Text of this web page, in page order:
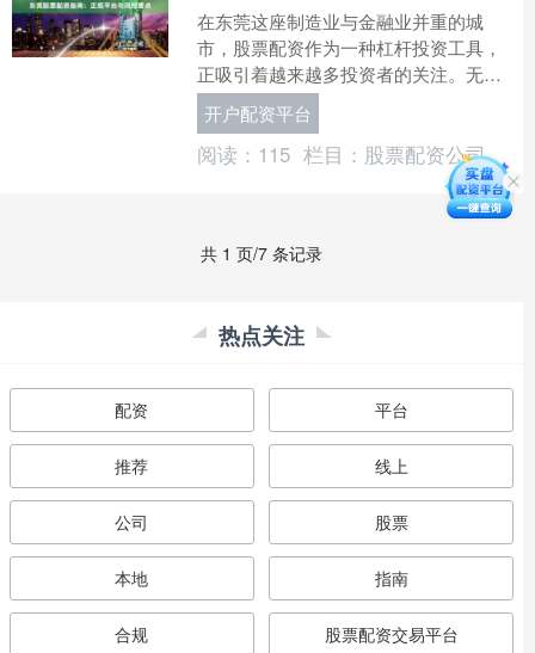
在东莞这座制造业与金融业并重的城
市，股票配资作为一种杠杆投资工具，
正吸引着越来越多投资者的关注。无论
是本地股民还是外来投资者，都希望通
过配资放大收益。然而，配资....
开户配资平台
阅读： 115 栏目： 股票配资公司
共 1 页/7 条记录
热点关注
配资 平台
推荐 线上
公司 股票
本地 指南
合规 股票配资交易平台